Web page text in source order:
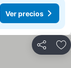
Ver precios
Compartir